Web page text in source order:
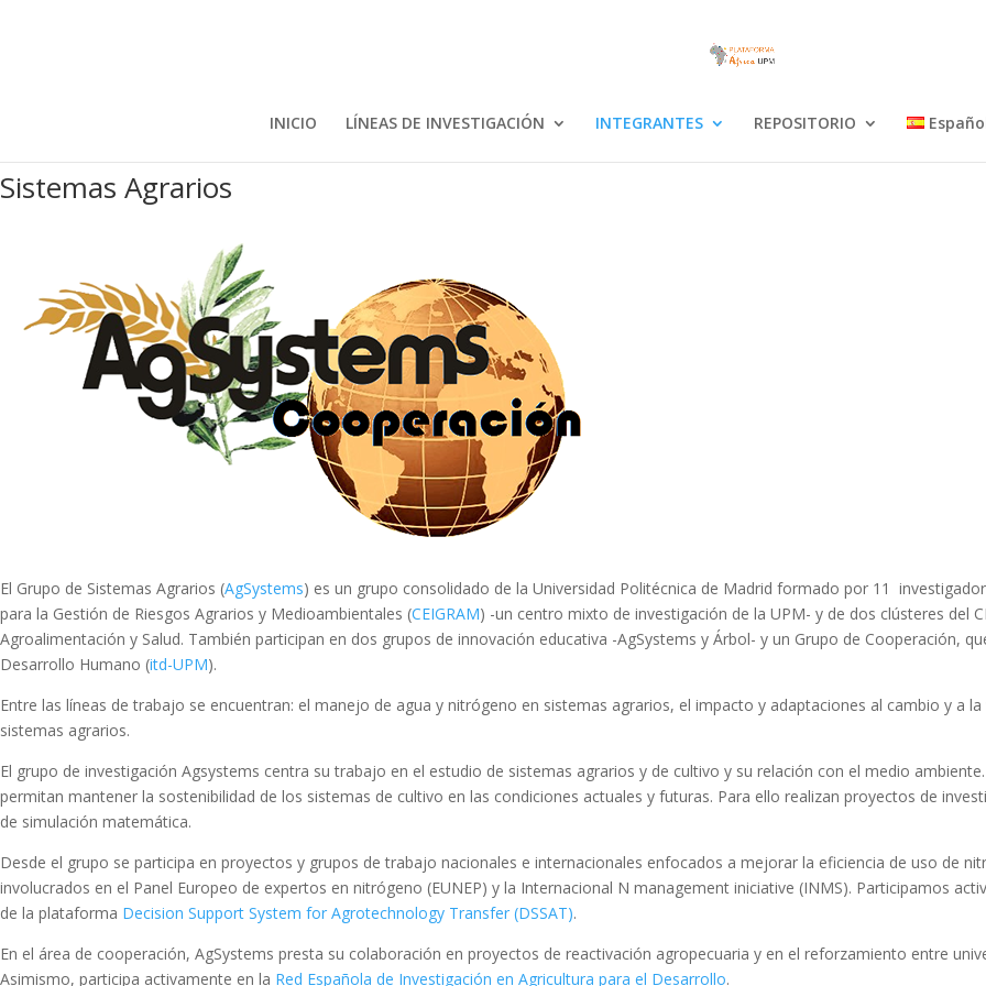
INICIO LÍNEAS DE INVESTIGACIÓN INTEGRANTES REPOSITORIO
Sistemas Agrarios
El Grupo de Sistemas Agrarios (AgSystems) es un grupo consolidado de la Universidad Politécnica de Madrid formado por 11
para la Gestión de Riesgos Agrarios y Medioambientales (CEIGRAM) -un centro mixto de investigación de la UPM- y de dos clústeres del
Agroalimentación y Salud. También participan en dos grupos de innovación educativa -AgSystems y Árbol- y un Grupo de Cooperación,
Desarrollo Humano (itd-UPM).
Entre las líneas de trabajo se encuentran: el manejo de agua y nitrógeno en sistemas agrarios, el impacto y adaptaciones al cambio y a
sistemas agrarios.
El grupo de investigación Agsystems centra su trabajo en el estudio de sistemas agrarios y de cultivo y su relación con el medio
permitan mantener la sostenibilidad de los sistemas de cultivo en las condiciones actuales y futuras. Para ello realizan proyectos de
de simulación matemática.
Desde el grupo se participa en proyectos y grupos de trabajo nacionales e internacionales enfocados a mejorar la eficiencia de uso de
involucrados en el Panel Europeo de expertos en nitrógeno (EUNEP) y la Internacional N management iniciative (INMS). Participamos
de la plataforma Decision Support System for Agrotechnology Transfer (DSSAT).
En el área de cooperación, AgSystems presta su colaboración en proyectos de reactivación agropecuaria y en el reforzamiento entre
Asimismo, participa activamente en la Red Española de Investigación en Agricultura para el Desarrollo.